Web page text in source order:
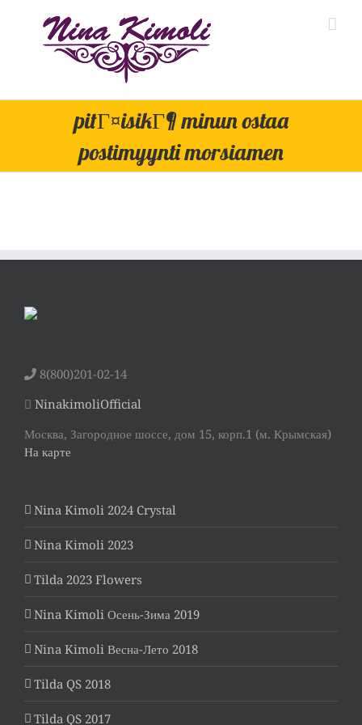
pitГ¤isikГ¶ minun ostaa
postimyynti morsiamen
8(800)201-02-14
NinakimoliOfficial
Москва, Загородное шоссе, дом 15, корп.1 (м. Крымская)
На карте
Nina Kimoli 2024 Crystal
Nina Kimoli 2023
Tilda 2023 Flowers
Nina Kimoli Осень-Зима 2019
Nina Kimoli Весна-Лето 2018
Tilda QS 2018
Tilda QS 2017